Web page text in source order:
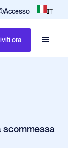
Accesso IT
ora
scommessa